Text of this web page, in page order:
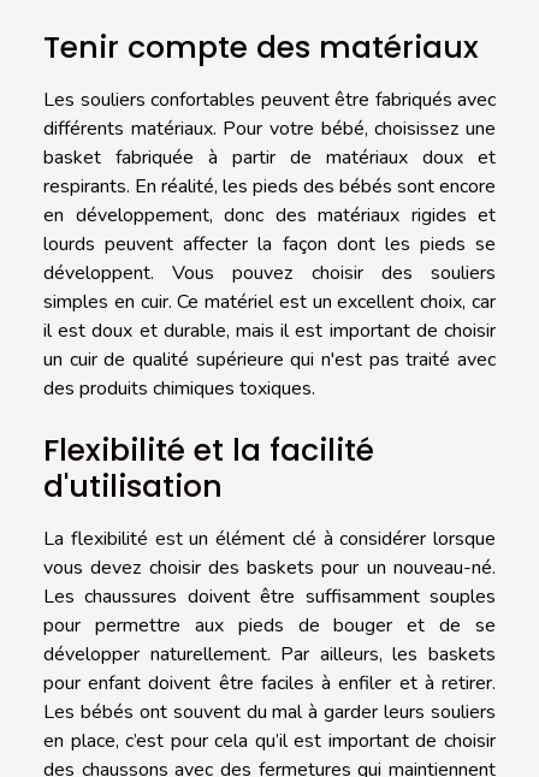
Tenir compte des matériaux
Les souliers confortables peuvent être fabriqués avec
différents matériaux. Pour votre bébé, choisissez une
basket fabriquée à partir de matériaux doux et
respirants. En réalité, les pieds des bébés sont encore
en développement, donc des matériaux rigides et
lourds peuvent affecter la façon dont les pieds se
développent. Vous pouvez choisir des souliers
simples en cuir. Ce matériel est un excellent choix, car
il est doux et durable, mais il est important de choisir
un cuir de qualité supérieure qui n'est pas traité avec
des produits chimiques toxiques.
Flexibilité et la facilité
d'utilisation
La flexibilité est un élément clé à considérer lorsque
vous devez choisir des baskets pour un nouveau-né.
Les chaussures doivent être suffisamment souples
pour permettre aux pieds de bouger et de se
développer naturellement. Par ailleurs, les baskets
pour enfant doivent être faciles à enfiler et à retirer.
Les bébés ont souvent du mal à garder leurs souliers
en place, c’est pour cela qu’il est important de choisir
des chaussons avec des fermetures qui maintiennent